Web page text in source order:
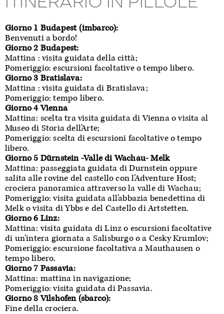
Giorno 1 Budapest (imbarco):
Benvenuti a bordo!
Giorno 2 Budapest:
Mattina : visita guidata della città;
Pomeriggio: escursioni facoltative o tempo libero.
Giorno 3 Bratislava:
Mattina : visita guidata di Bratislava;
Pomeriggio: tempo libero.
Giorno 4 Vienna
Mattina: scelta tra visita guidata di Vienna o visita al
Museo di Storia dell’Arte;
Pomeriggio: scelta di escursioni facoltative o tempo
libero.
Giorno 5 Dürnstein -Valle di Wachau- Melk
Mattina: passeggiata guidata di Durnstein oppure
salita alle rovine del castello con l’Adventure Host;
crociera panoramica attraverso la valle di Wachau;
Pomeriggio: visita guidata all’abbazia benedettina di
Melk o visita di Ybbs e del Castello di Artstetten.
Giorno 6 Linz:
Mattina: visita guidata di Linz o escursioni facoltative
di un’intera giornata a Salisburgo o a Cesky Krumlov;
Pomeriggio: escursione facoltativa a Mauthausen o
tempo libero.
Giorno 7 Passavia:
Mattina: mattina in navigazione;
Pomeriggio: visita guidata di Passavia.
Giorno 8 Vilshofen (sbarco):
Fine della crociera.